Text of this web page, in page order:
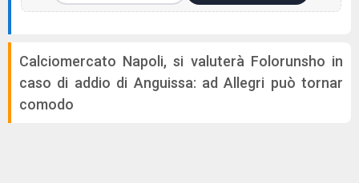
Calciomercato Napoli, si valuterà Folorunsho in
caso di addio di Anguissa: ad Allegri può tornar
comodo